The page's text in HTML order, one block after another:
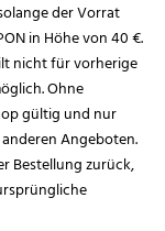
der Vorrat
in Höhe von 40 €.
nicht für vorherige
Ohne
gültig und nur
Angeboten.
Bestellung zurück,